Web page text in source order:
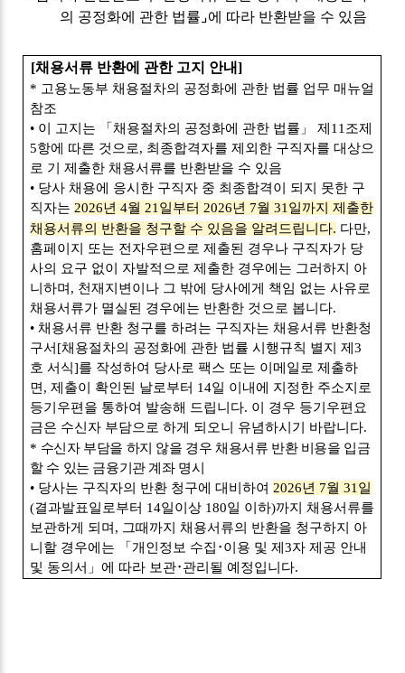
의 공정화에 관한 법률 ⌟에 따라 반환받을 수 있음
[채용서류 반환에 관한 고지 안내]
* 고용노동부 채용절차의 공정화에 관한 법률 업무 매뉴얼
참조
• 이 고지는 「 채용절차의 공정화에 관한 법률 」제 11 조제
5항에 따른 것으로, 최종합격자를 제외한 구직자를 대상으
로 기 제출한 채용서류를 반환받을 수 있음
• 당사 채용에 응시한 구직자 중 최종합격이 되지 못한 구
직자는 2026년4월 21 일부터 2026년 7월31 일까지 제출한
채용서류의 반환을 청구할 수 있음을 알려드립니다. 다만,
홈페이지 또는 전자우편으로 제출된 경우나 구직자가 당
사의 요구 없이 자발적으로 제출한 경우에는 그러하지 아
니하며 , 천재지변이나 그 밖에 당사에게 책임 없는 사유로
채용서류가 멸실된 경우에는 반환한 것으로 봅니다.
• 채용서류 반환 청구를 하려는 구직자는 채용서류 반환청
구서 [채용절차의 공정화에 관한 법률 시행규칙 별지 제3
호 서식]를 작성하여 당사로 팩스 또는 이메일로 제출하
면 ,제출이 확인된 날로부터 14일 이내에 지정한 주소지로
등기우편을 통하여 발송해 드립니다. 이 경우 등기우편요
금은 수신자 부담으로 하게 되오니 유념하시기 바랍니다.
* 수신자 부담을 하지 않을 경우 채용서류 반환 비용을 입금
할 수 있는 금융기관 계좌 명시
• 당사는 구직자의 반환 청구에 대비하여 2026년 7월31 일
(결과발표일로부터 14일이상 180일 이하)까지 채용서류를
보관하게 되며 , 그때까지 채용서류의 반환을 청구하지 아
니할 경우에는
「 개인정보 수집 ･이용 및 제3자 제공 안내
및 동의서 」에 따라 보관･관리될 예정입니다.